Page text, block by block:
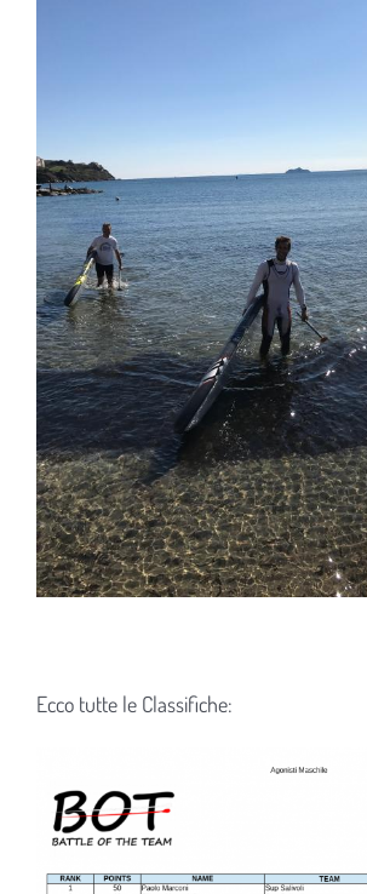
Ecco tutte le Classifiche: